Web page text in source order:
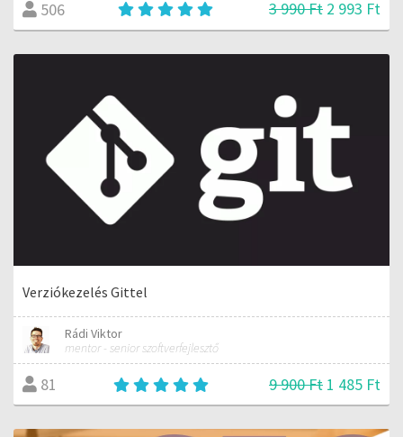
506 3 990 Ft 2 993 Ft
Verziókezelés Gittel
Rádi Viktor
mentor - senior szoftverfejlesztő
81 9 900 Ft 1 485 Ft